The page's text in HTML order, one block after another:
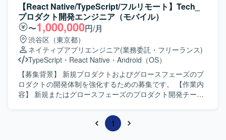
【React Native/TypeScript/フルリモート】Tech_
プロダクト開発エンジニア（モバイル）
〜1,000,000円/月
渋谷区（東京都）
ネイティブアプリエンジニア(業務委託・フリーランス)
TypeScript ・ React Native ・ Android（OS）
【募集背景】 新規プロダクトおよびグロースフェーズのプ
ロダクトの開発体制を強化するための募集です。 【作業内
容】 新規またはグロースフェーズのプロダクト開発チーム
クトにおいて、設計・開発・運用保守まで一貫してご担当
いただきます。技術選定をはじめとするアーキテクチャ設
計や、機能要件に基づいたWebアプリケーションの設計・
1